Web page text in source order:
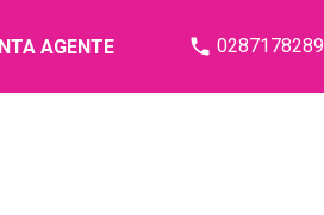
AGENTE 0287178289